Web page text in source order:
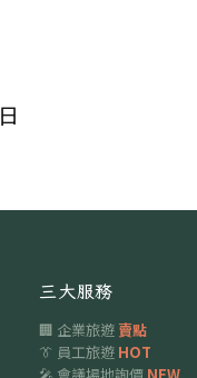
日
三大服務
🏢 企業旅遊賣點
👔 員工旅遊 HOT
🎤 會議場地詢價 NEW